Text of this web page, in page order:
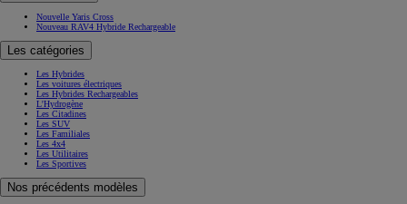
Nouvelle Yaris Cross
Nouveau RAV4 Hybride Rechargeable
Les catégories
Les Hybrides
Les voitures électriques
Les Hybrides Rechargeables
L'Hydrogène
Les Citadines
Les SUV
Les Familiales
Les 4x4
Les Utilitaires
Les Sportives
Nos précédents modèles